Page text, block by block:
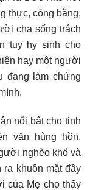
thực, công bằng,
cha sống trách
tụy hy sinh cho
hay một người
đang làm chứng
nổi bật cho tinh
văn hùng hồn,
nghèo khổ và
khuôn mặt đầy
của Mẹ cho thấy